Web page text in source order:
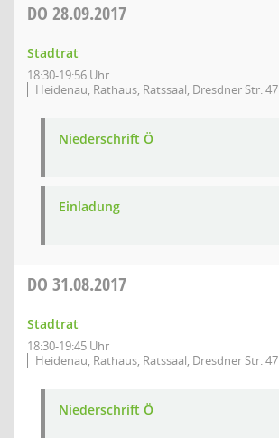
DO 28.09.2017
Stadtrat
18:30-19:56 Uhr
Heidenau, Rathaus, Ratssaal, Dresdner Str. 47
Niederschrift Ö
Einladung
DO 31.08.2017
Stadtrat
18:30-19:45 Uhr
Heidenau, Rathaus, Ratssaal, Dresdner Str. 47
Niederschrift Ö